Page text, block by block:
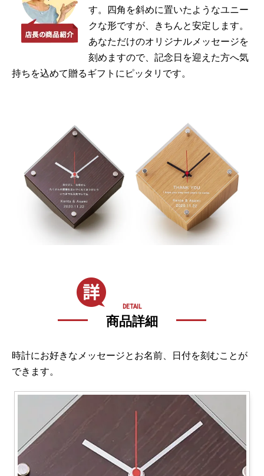
す。四角を斜めに置いたようなユニー
クな形ですが、きちんと安定します。
あなただけのオリジナルメッセージを
刻めますので、記念日を迎えた方へ気
持ちを込めて贈るギフトにピッタリです。
DETAIL
商品詳細
時計にお好きなメッセージとお名前、日付を刻むことが
できます。